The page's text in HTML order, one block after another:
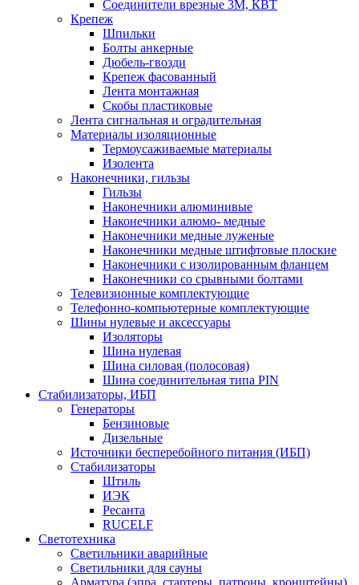
Соединители врезные 3M, КВТ
Крепеж
Шпильки
Болты анкерные
Дюбель-гвозди
Крепеж фасованный
Лента монтажная
Скобы пластиковые
Лента сигнальная и оградительная
Материалы изоляционные
Термоусаживаемые матeриалы
Изолента
Наконечники, гильзы
Гильзы
Наконечники алюминивые
Наконечники алюмо- медные
Наконечники медные луженые
Наконечники медные штифтовые плоские
Наконечники с изолированным фланцем
Наконечники со срывными болтами
Телевизионные комплектующие
Телефонно-компьютерные комплектующие
Шины нулевые и аксессуары
Изоляторы
Шина нулевая
Шина силовая (полосовая)
Шина соединительная типа PIN
Стабилизаторы, ИБП
Генераторы
Бензиновые
Дизельные
Источники бесперебойного питания (ИБП)
Стабилизаторы
Штиль
ИЭК
Ресанта
RUCELF
Светотехника
Светильники аварийные
Светильники для сауны
Арматура (эпра, стартеры, патроны, кронштейны)